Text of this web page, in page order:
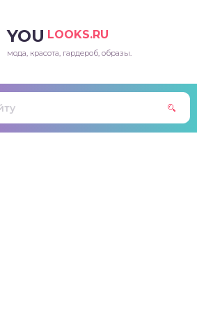
YOU LOOKS.RU
мода, красота, гардероб, образы.